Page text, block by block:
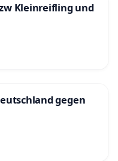
Kleinreifling und
gegen